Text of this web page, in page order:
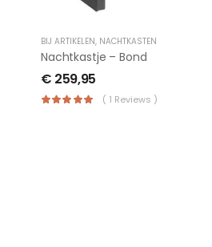
BIJ ARTIKELEN, NACHTKASTEN
Nachtkastje – Bond
€ 259,95
( 1 Reviews )